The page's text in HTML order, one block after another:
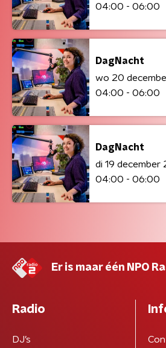
04:00 - 06:00
DagNacht
wo 20
04:00 - 06:00
DagNacht
di 19 december
04:00 - 06:00
Er is maar één NPO
Radio
DJ’s